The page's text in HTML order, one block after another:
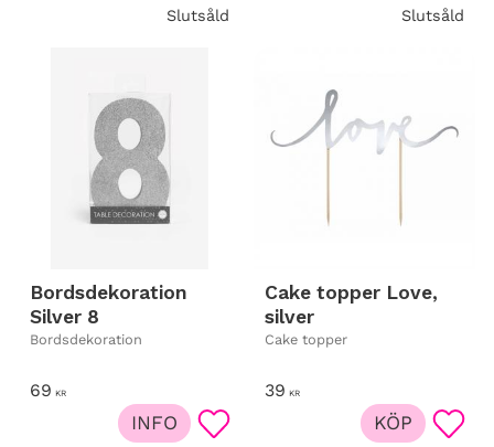
Slutsåld Slutsåld
Bordsdekoration
Silver 8
Bordsdekoration
69 KR
Lägg till i favoriter
INFO
Cake topper Love,
silver
Cake topper
39 KR
KÖP